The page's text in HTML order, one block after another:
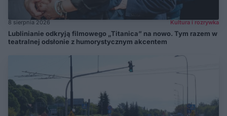
8 sierpnia 2026 Kultura i rozrywka
Lublinianie odkryją filmowego „Titanica” na nowo. Tym razem w
teatralnej odsłonie z humorystycznym akcentem